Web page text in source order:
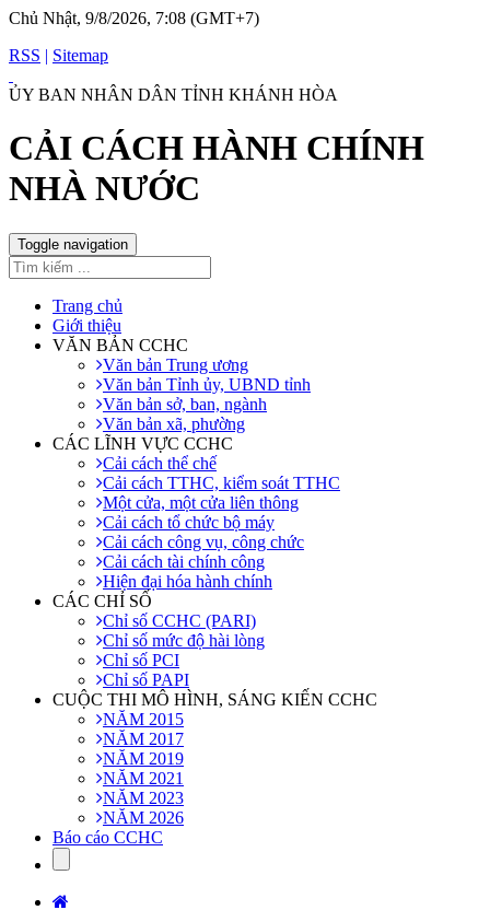
Chủ Nhật, 9/8/2026, 7:08 (GMT+7)
RSS | Sitemap
ỦY BAN NHÂN DÂN TỈNH KHÁNH HÒA
CẢI CÁCH HÀNH CHÍNH
NHÀ NƯỚC
Toggle navigation
Trang chủ
Giới thiệu
VĂN BẢN CCHC
Văn bản Trung ương
Văn bản Tỉnh ủy, UBND tỉnh
Văn bản sở, ban, ngành
Văn bản xã, phường
CÁC LĨNH VỰC CCHC
Cải cách thể chế
Cải cách TTHC, kiểm soát TTHC
Một cửa, một cửa liên thông
Cải cách tổ chức bộ máy
Cải cách công vụ, công chức
Cải cách tài chính công
Hiện đại hóa hành chính
CÁC CHỈ SỐ
Chỉ số CCHC (PARI)
Chỉ số mức độ hài lòng
Chỉ số PCI
Chỉ số PAPI
CUỘC THI MÔ HÌNH, SÁNG KIẾN CCHC
NĂM 2015
NĂM 2017
NĂM 2019
NĂM 2021
NĂM 2023
NĂM 2026
Báo cáo CCHC